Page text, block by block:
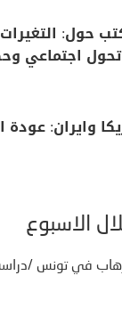
حول:
اجتماعي
وايران:
الأسبوع
في تونس /